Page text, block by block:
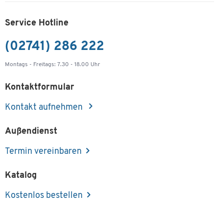
Service Hotline
(02741) 286 222
Montags - Freitags: 7.30 - 18.00 Uhr
Kontaktformular
Kontakt aufnehmen
Außendienst
Termin vereinbaren
Katalog
Kostenlos bestellen